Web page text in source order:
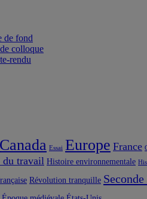
de fond
colloque
rendu
Canada Essai Europe France
travail Histoire environnementale
Révolution tranquille